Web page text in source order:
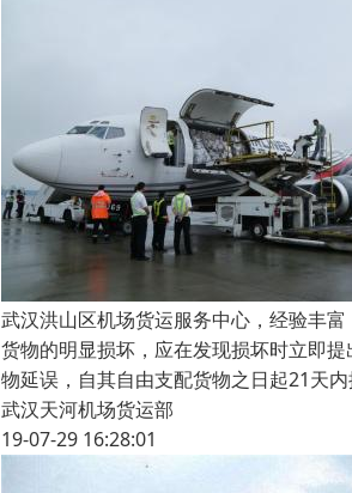
武汉洪山区机场货运服务中心，经验丰富
货物的明显损坏，应在发现损坏时立即
物延误，自其自由支配货物之日起21天
武汉天河机场货运部
19-07-29 16:28:01